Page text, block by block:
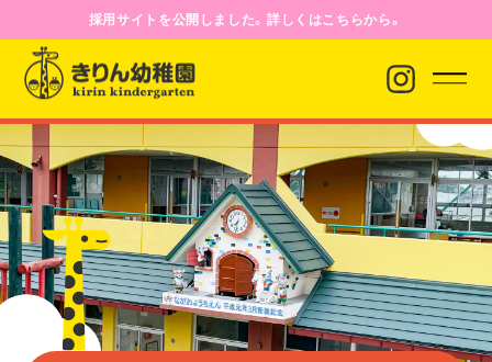
採用サイトを公開しました。詳しくはこちらから。
園からのお知らせ
園について
園のようす